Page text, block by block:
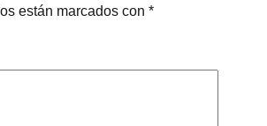
están marcados con *